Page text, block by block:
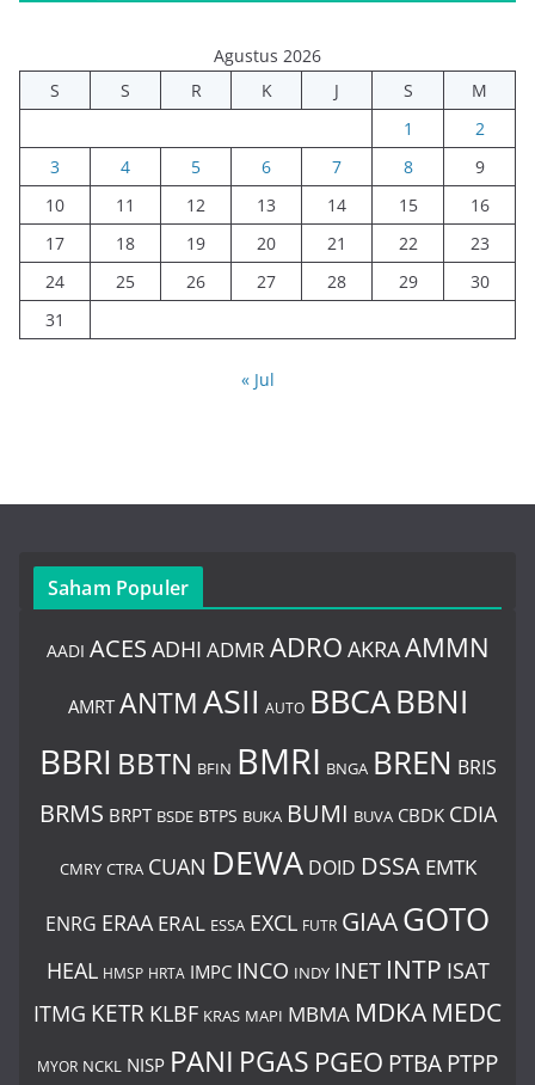
Agustus 2026
S
S R K J S
M
1
2
3
4 5 6 7 8
9
10
11 12 13 14 15
16
17
18 19 20 21 22
23
24
25 26 27 28 29
30
31
« Jul
Saham Populer
AADI ACES ADHI ADMR ADRO AKRAAMMN
AMRT ANTMASII AUTO BBCABBNI
BBRI BBTN BFIN BMRI BNGA BREN BRIS
BRMS BRPT BSDE BTPS BUKA BUMI BUVA CBDK CDIA
CMRY CTRA CUAN DEWA DOID DSSA EMTK
ENRG ERAA ERAL ESSA EXCL FUTR GIAAGOTO
HEAL HMSP HRTA IMPC INCO INDY INET INTP ISAT
ITMG KETR KLBF KRAS MAPI MBMA MDKA MEDC
MYOR NCKL NISP PANI PGAS PGEO PTBAPTPP